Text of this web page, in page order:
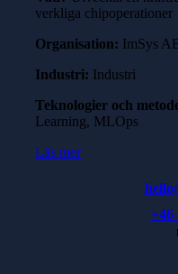
verkliga chipoperationer
Organisation: ImSys
Industri: Industri
Teknologier och
Learning, MLOps
Läs mer
+46